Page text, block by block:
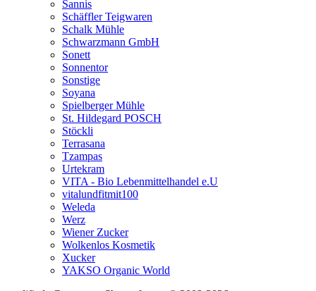
Sannis
Schäffler Teigwaren
Schalk Mühle
Schwarzmann GmbH
Sonett
Sonnentor
Sonstige
Soyana
Spielberger Mühle
St. Hildegard POSCH
Stöckli
Terrasana
Tzampas
Urtekram
VITA - Bio Lebenmittelhandel e.U
vitalundfitmit100
Weleda
Werz
Wiener Zucker
Wolkenlos Kosmetik
Xucker
YAKSO Organic World